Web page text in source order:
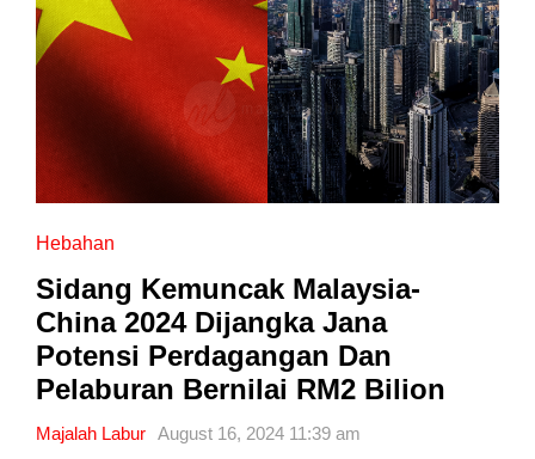
Hebahan
Sidang Kemuncak Malaysia-
China 2024 Dijangka Jana
Potensi Perdagangan Dan
Pelaburan Bernilai RM2 Bilion
Majalah Labur August 16, 2024 11:39 am